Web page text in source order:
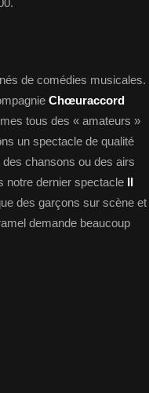
de comédies musicales.
Chœuraccord
tous des « amateurs »
un spectacle de qualité
chansons ou des airs
notre dernier spectacle Il
des garçons sur scène et
demande beaucoup